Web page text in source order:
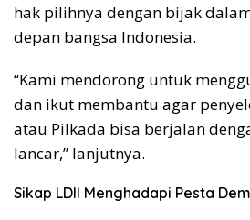
hak pilihnya dengan bijak
depan bangsa Indonesia.
“Kami mendorong untuk
dan ikut membantu agar
atau Pilkada bisa berjalan
lancar,” lanjutnya.
Sikap LDII Menghadapi Pesta